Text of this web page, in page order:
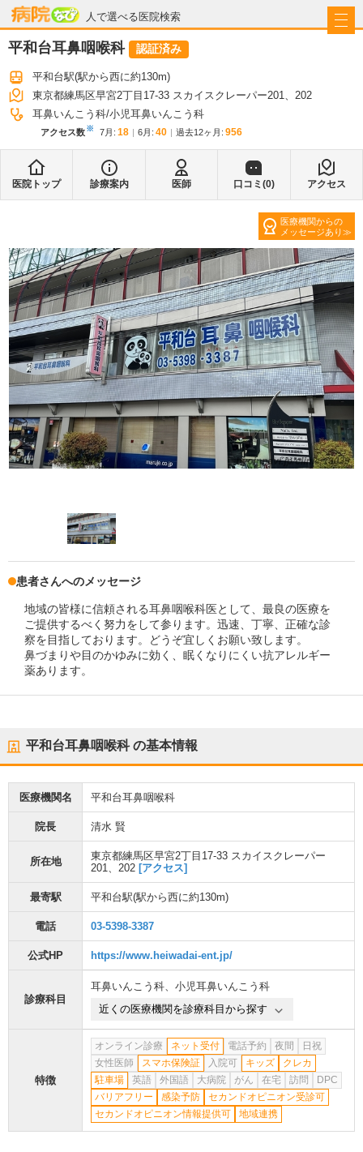
人で選べる医院検索
病院なび
平和台耳鼻咽喉科 認証済み
平和台駅(駅から西に約130m)
東京都練馬区早宮2丁目17-33 スカイスクレーパー201、202
耳鼻いんこう科 小児耳鼻いんこう科
アクセス数※ 7月 : 18 6月 : 40 過去12ヶ月: 956
医院トップ 診療案内 医師 口コミ(0) アクセス
医療機関からの
メッセージあり
患者さんへのメッセージ
地域の皆様に信頼される耳鼻咽喉科医として、最良の医療を
ご提供するべく努力をして参ります。迅速、丁寧、正確な診
察を目指しております。どうぞ宜しくお願い致します。
鼻づまりや目のかゆみに効く、眠くなりにくい抗アレルギー
薬あります。
平和台耳鼻咽喉科の基本情報
医療機関名 平和台耳鼻咽喉科
院長 清水 賢
所在地
東京都練馬区早宮2丁目17-33 スカイスクレーパー
201、202 [アクセス]
最寄駅 平和台駅(駅から西に約130m)
電話 03-5398-3387
公式HP https://www.heiwadai-ent.jp/
診療科目
耳鼻いんこう科、 小児耳鼻いんこう科
近くの医療機関を診療科目から探す
特徴
オンライン診療 ネット受付 電話予約 夜間
日祝
女性医師
スマホ保険証 入院可 キッズ
クレカ
駐車場
英語 外国語 大病院 がん 在宅 訪問
DPC
バリアフリー
感染予防
セカンドオピニオン受診可
セカンドオピニオン情報提供可
地域連携